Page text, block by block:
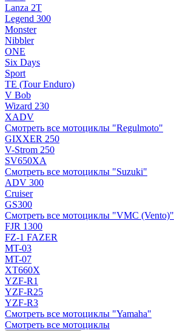
Lanza 2T
Legend 300
Monster
Nibbler
ONE
Six Days
Sport
TE (Tour Enduro)
V Bob
Wizard 230
XADV
Смотреть все мотоциклы "Regulmoto"
GIXXER 250
V-Strom 250
SV650XA
Смотреть все мотоциклы "Suzuki"
ADV 300
Cruiser
GS300
Смотреть все мотоциклы "VMC (Vento)"
FJR 1300
FZ-1 FAZER
MT-03
MT-07
XT660X
YZF-R1
YZF-R25
YZF-R3
Смотреть все мотоциклы "Yamaha"
Смотреть все мотоциклы